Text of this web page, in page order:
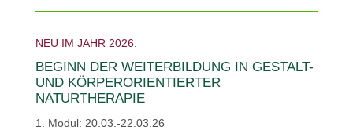
NEU IM JAHR 2026:
BEGINN DER WEITERBILDUNG IN GESTALT-
UND KÖRPERORIENTIERTER
NATURTHERAPIE
1. Modul: 20.03.-22.03.26